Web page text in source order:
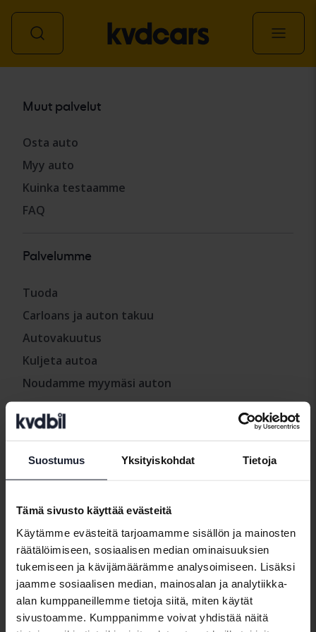
Suostumus Yksityiskohdat Tietoja
Tämä sivusto käyttää evästeitä
Käytämme evästeitä tarjoamamme sisällön ja mainosten
räätälöimiseen, sosiaalisen median ominaisuuksien
tukemiseen ja kävijämäärämme analysoimiseen. Lisäksi
jaamme sosiaalisen median, mainosalan ja analytiikka-
alan kumppaneillemme tietoja siitä, miten käytät
sivustoamme. Kumppanimme voivat yhdistää näitä
Muut palvelut
Osta auto
Myy auto
Kuinka testaamme
FAQ
Palvelumme
Tuoda
Carloans ja auton takuu
Autovakuutus
Kuljeta autoa
Noudamme myymäsi auton
Tietoja Kvdcarista
Ota meihin yhteyttä
Meidän uutishuone
Käytännöt ja ehdot
Meidän käyttöehdot
Käytäntö